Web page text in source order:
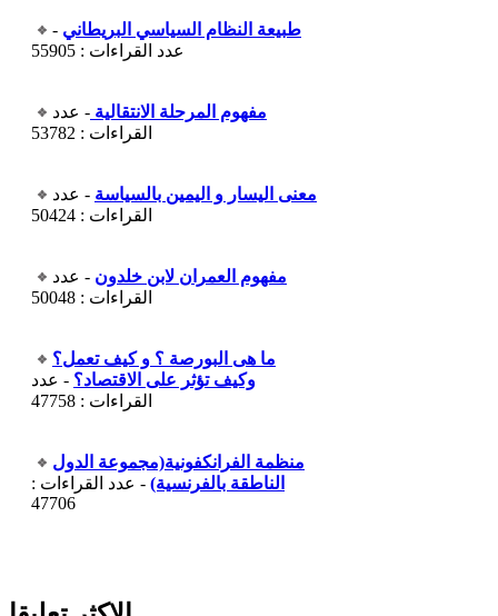
طبيعة النظام السياسي البريطاني -
عدد القراءات : 55905
مفهوم المرحلة الانتقالية - عدد
القراءات : 53782
معنى اليسار و اليمين بالسياسة - عدد
القراءات : 50424
مفهوم العمران لابن خلدون - عدد
القراءات : 50048
ما هى البورصة ؟ و كيف تعمل؟
وكيف تؤثر على الاقتصاد؟ - عدد
القراءات : 47758
منظمة الفرانكفونية(مجموعة الدول
الناطقة بالفرنسية) - عدد القراءات :
47706